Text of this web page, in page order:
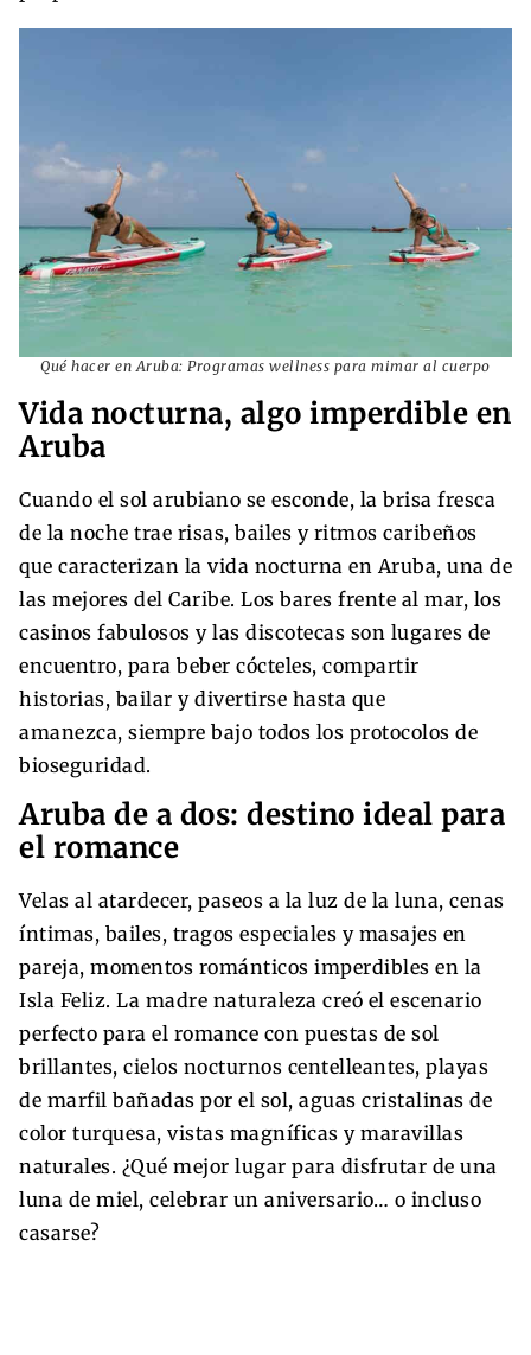
Qué hacer en Aruba: Programas wellness para mimar al cuerpo
Vida nocturna, algo imperdible en
Aruba
Cuando el sol arubiano se esconde, la brisa fresca
de la noche trae risas, bailes y ritmos caribeños
que caracterizan la vida nocturna en Aruba, una de
las mejores del Caribe. Los bares frente al mar, los
casinos fabulosos y las discotecas son lugares de
encuentro, para beber cócteles, compartir
historias, bailar y divertirse hasta que
amanezca, siempre bajo todos los protocolos de
bioseguridad.
Aruba de a dos: destino ideal para
el romance
Velas al atardecer, paseos a la luz de la luna, cenas
íntimas, bailes, tragos especiales y masajes en
pareja, momentos románticos imperdibles en la
Isla Feliz. La madre naturaleza creó el escenario
perfecto para el romance con puestas de sol
brillantes, cielos nocturnos centelleantes, playas
de marfil bañadas por el sol, aguas cristalinas de
color turquesa, vistas magníficas y maravillas
naturales. ¿Qué mejor lugar para disfrutar de una
luna de miel, celebrar un aniversario… o incluso
casarse?